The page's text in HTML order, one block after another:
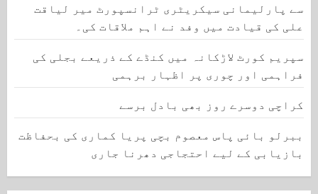
سے پارلیمانی سیکریٹری ٹرانسپورٹ میر لیاقت
علی کی قیادت میں وفد نے اہم ملاقات کی۔
سپریم کورٹ لاڑکانہ میں کنڈے کے ذریعے بجلی کی
فراہمی اور چوری پر اظہار برہمی
کراچی دوسرے روز بھی بادل برسے
ببرلو بائی پاس معصوم بچی پریا کماری کی بحفاظت
بازیابی کے لیے احتجاجی دھرنا جاری